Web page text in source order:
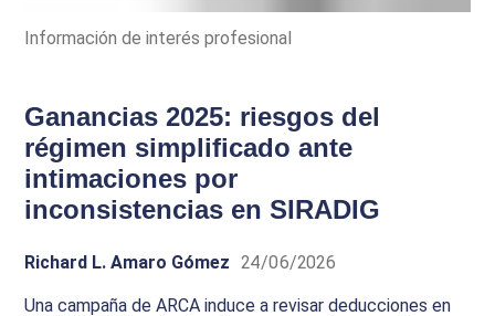
Información de interés profesional
Ganancias 2025: riesgos del
régimen simplificado ante
intimaciones por
inconsistencias en SIRADIG
Richard L. Amaro Gómez 24/06/2026
Una campaña de ARCA induce a revisar deducciones en